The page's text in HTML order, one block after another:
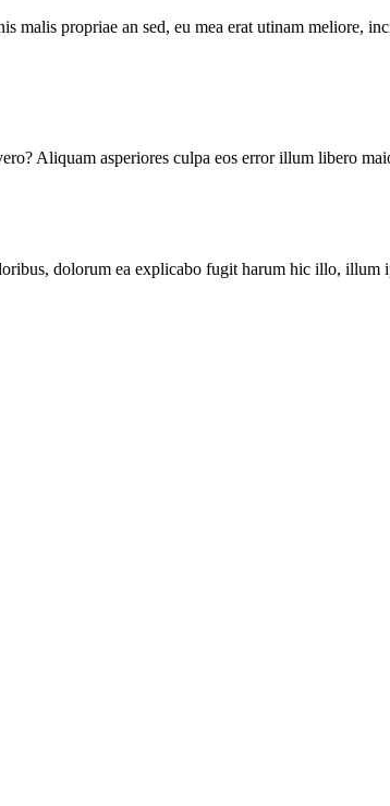
malis propriae an sed, eu mea erat utinam meliore,
Aliquam asperiores culpa eos error illum libero
dolorum ea explicabo fugit harum hic illo, illum